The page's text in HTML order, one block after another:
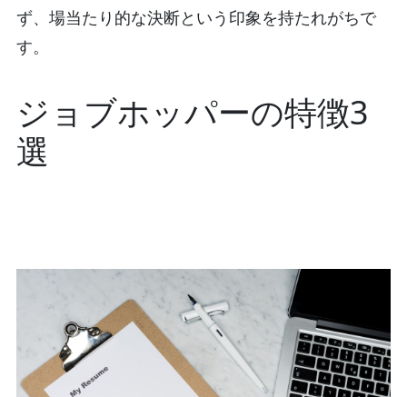
ず、場当たり的な決断という印象を持たれがちで
す。
ジョブホッパーの特徴3
選